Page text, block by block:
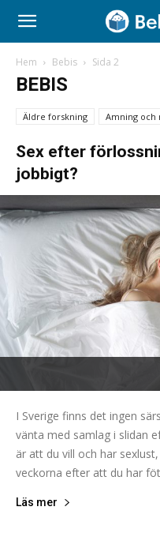
Hem Bebis Sida 2
BEBIS
Äldre forskning Amning och
Sex efter
jobbigt?
I Sverige finns det ingen
vänta med samlag i slidan
är att du vill och har
veckorna efter att du har
Läs mer